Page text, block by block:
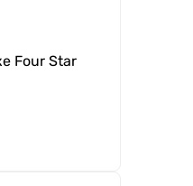
Four Star